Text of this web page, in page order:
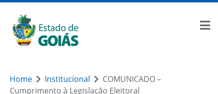
Home Institucional
COMUNICADO –
Cumprimento à Legislação Eleitoral